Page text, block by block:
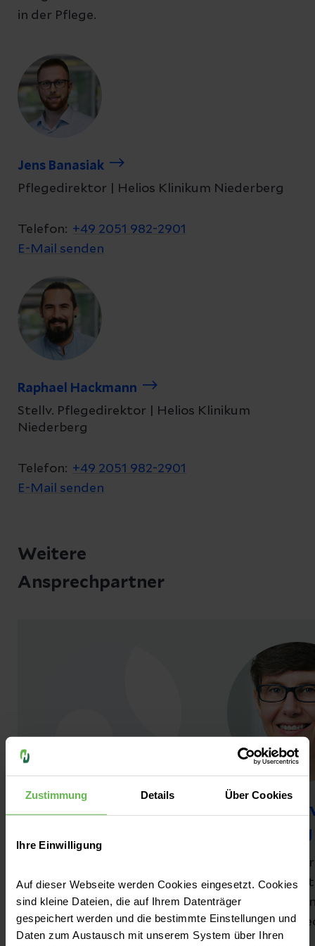
Zustimmung Details Über Cookies
Ihre Einwilligung
Auf dieser Webseite werden Cookies eingesetzt. Cookies
sind kleine Dateien, die auf Ihrem Datenträger
gespeichert werden und die bestimmte Einstellungen und
Daten zum Austausch mit unserem System über Ihren
in der Pflege.
Jens Banasiak
Pflegedirektor | Helios Klinikum Niederberg
Telefon: +49 2051 982-2901
E-Mail senden
Raphael Hackmann
Stellv. Pflegedirektor | Helios Klinikum
Niederberg
Telefon: +49 2051 982-2901
E-Mail senden
Weitere
Ansprechpartner
Karl Jautelat
Datenschutzbeauftragter
Janine
Heyking
Leiterin